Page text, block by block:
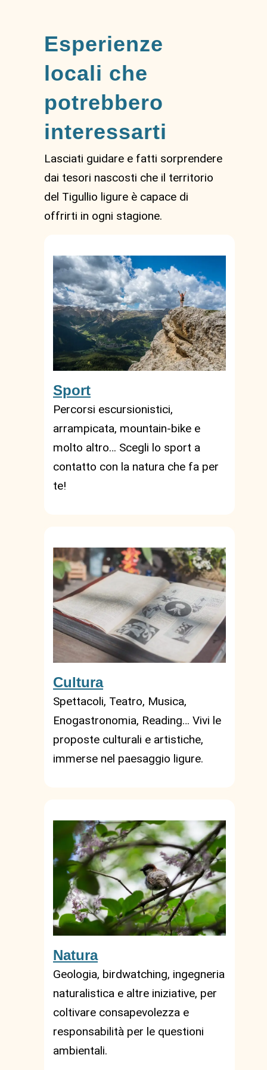
Esperienze
locali che
potrebbero
interessarti
Lasciati guidare e fatti sorprendere
dai tesori nascosti che il territorio
del Tigullio ligure è capace di
offrirti in ogni stagione.
Sport
Percorsi escursionistici,
arrampicata, mountain-bike e
molto altro… Scegli lo sport a
contatto con la natura che fa per
te!
Cultura
Spettacoli, Teatro, Musica,
Enogastronomia, Reading… Vivi le
proposte culturali e artistiche,
immerse nel paesaggio ligure.
Natura
Geologia, birdwatching, ingegneria
naturalistica e altre iniziative, per
coltivare consapevolezza e
responsabilità per le questioni
ambientali.